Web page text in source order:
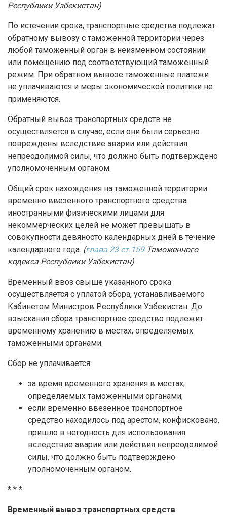
Республики Узбекистан)
По истечении срока, транспортные средства подлежат
обратному вывозу с таможенной территории через
любой таможенный орган в неизменном состоянии
или помещению под соответствующий таможенный
режим. При обратном вывозе таможенные платежи
не уплачиваются и меры экономической политики не
применяются.
Обратный вывоз транспортных средств не
осуществляется в случае, если они были серьезно
повреждены вследствие аварии или действия
непреодолимой силы, что должно быть подтверждено
уполномоченным органом.
Общий срок нахождения на таможенной территории
временно ввезенного транспортного средства
иностранными физическими лицами для
некоммерческих целей не может превышать в
совокупности девяносто календарных дней в течение
календарного года. (глава 23 ст.159 Таможенного
кодекса Республики Узбекистан)
Временный ввоз свыше указанного срока
осуществляется с уплатой сбора, устанавливаемого
Кабинетом Министров Республики Узбекистан. До
взыскания сбора транспортное средство подлежит
временному хранению в местах, определяемых
таможенными органами.
Сбор не уплачивается:
за время временного хранения в местах,
определяемых таможенными органами;
если временно ввезенное транспортное
средство находилось под арестом, конфисковано,
пришло в негодность для использования
вследствие аварии или действия непреодолимой
силы, что должно быть подтверждено
уполномоченным органом.
* * *
Временный вывоз транспортных средств